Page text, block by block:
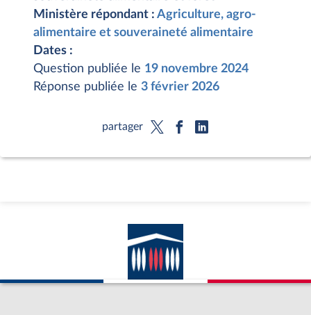
Ministère répondant : Agriculture, agro-
alimentaire et souveraineté alimentaire
Dates :
Question publiée le 19 novembre 2024
Réponse publiée le 3 février 2026
partager